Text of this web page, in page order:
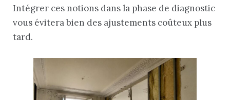
Intégrer ces notions dans la phase de diagnostic
vous évitera bien des ajustements coûteux plus
tard.